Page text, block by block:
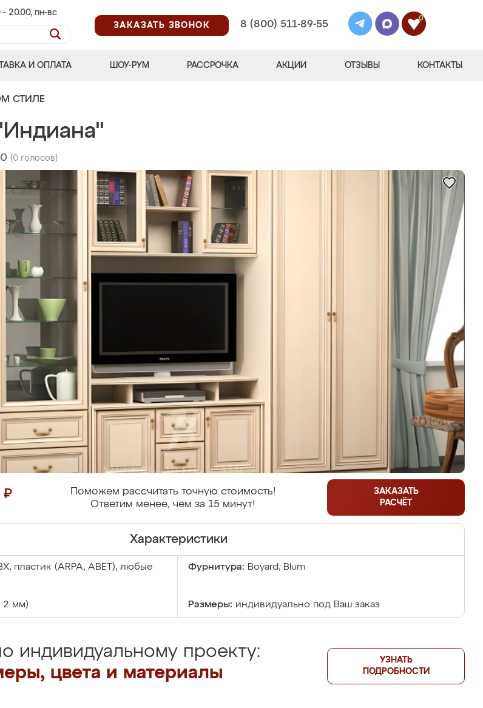
- 20.00, пн-вс
ЗАКАЗАТЬ ЗВОНОК
8 (800) 511-89-55
0
И ОПЛАТА ШОУ-РУМ РАССРОЧКА АКЦИИ ОТЗЫВЫ КОНТАКТЫ
СТИЛЕ
(0 голосов)
₽
Поможем рассчитать точную стоимость!
Ответим менее, чем за 15 минут!
ЗАКАЗАТЬ
РАСЧЁТ
Характеристики
пластик (ARPA, ABET), любые
Фурнитура: Boyard, Blum
2 мм) Размеры: индивидуально под Ваш заказ
индивидуальному проекту:
цвета и материалы
УЗНАТЬ
ПОДРОБНОСТИ